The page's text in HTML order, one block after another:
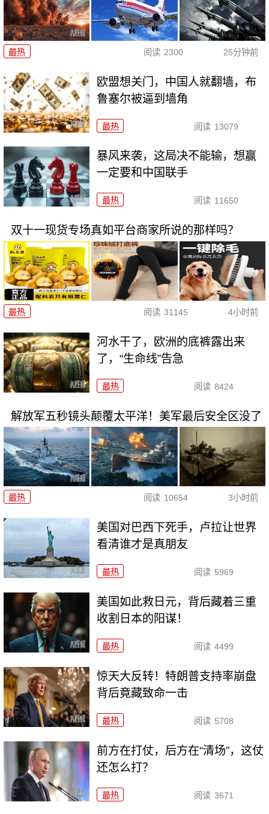
最热 阅读 2300 25分钟前
欧盟想关门，中国人就翻墙，布
鲁塞尔被逼到墙角
最热 阅读 13079
暴风来袭，这局决不能输，想赢
一定要和中国联手
最热 阅读 11650
双十一现货专场真如平台商家所说的那样吗？
最热 阅读 31145 4小时前
河水干了，欧洲的底裤露出来
了，“生命线”告急
最热 阅读 8424
解放军五秒镜头颠覆太平洋！美军最后安全区没了
最热 阅读 10654 3小时前
美国对巴西下死手，卢拉让世界
看清谁才是真朋友
最热 阅读 5969
美国如此救日元，背后藏着三重
收割日本的阳谋！
最热 阅读 4499
惊天大反转！特朗普支持率崩盘
背后竟藏致命一击
最热 阅读 5708
前方在打仗，后方在“清场”，这仗
还怎么打？
最热 阅读 3671